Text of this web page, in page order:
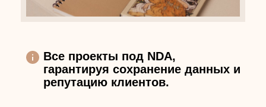
Все проекты под NDA,
гарантируя сохранение данных и
репутацию клиентов.